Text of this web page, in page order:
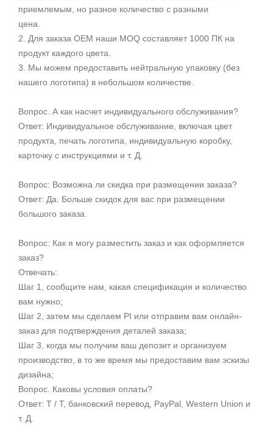
приемлемым, но разное количество с разными
цена.
2. Для заказа OEM наши MOQ составляет 1000 ПК на
продукт каждого цвета.
3. Мы можем предоставить нейтральную упаковку (без
нашего логотипа) в небольшом количестве.
Вопрос. А как насчет индивидуального обслуживания?
Ответ: Индивидуальное обслуживание, включая цвет
продукта, печать логотипа, индивидуальную коробку,
карточку с инструкциями и т. Д.
Вопрос: Возможна ли скидка при размещении заказа?
Ответ: Да. Больше скидок для вас при размещении
большого заказа.
Вопрос: Как я могу разместить заказ и как оформляется
заказ?
Отвечать:
Шаг 1, сообщите нам, какая спецификация и количество
вам нужно;
Шаг 2, затем мы сделаем PI или отправим вам онлайн-
заказ для подтверждения деталей заказа;
Шаг 3, когда мы получим ваш депозит и организуем
производство, в то же время мы предоставим вам эскизы
дизайна;
Вопрос. Каковы условия оплаты?
Ответ: T / T, банковский перевод, PayPal, Western Union и
т. Д.